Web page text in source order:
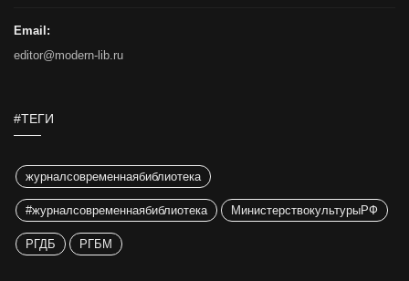
Email:
editor@modern-lib.ru
#ТЕГИ
журналсовременнаябиблиотека
#журналсовременнаябиблиотека МинистерствокультурыРФ
РГДБ РГБМ